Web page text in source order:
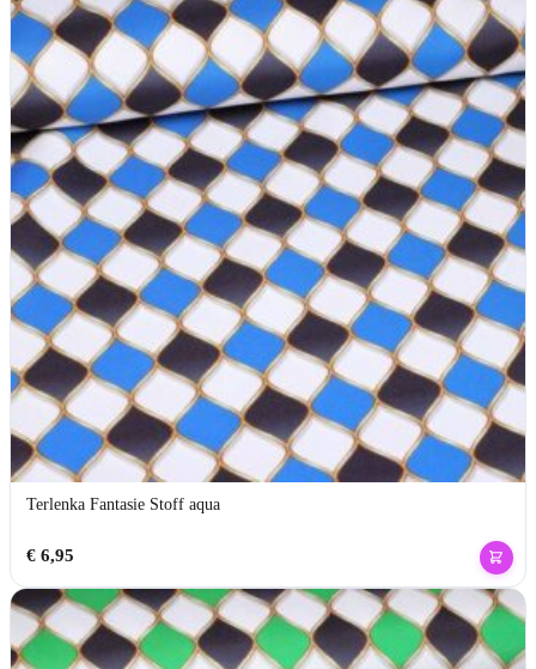
Terlenka Fantasie Stoff aqua
€6,95